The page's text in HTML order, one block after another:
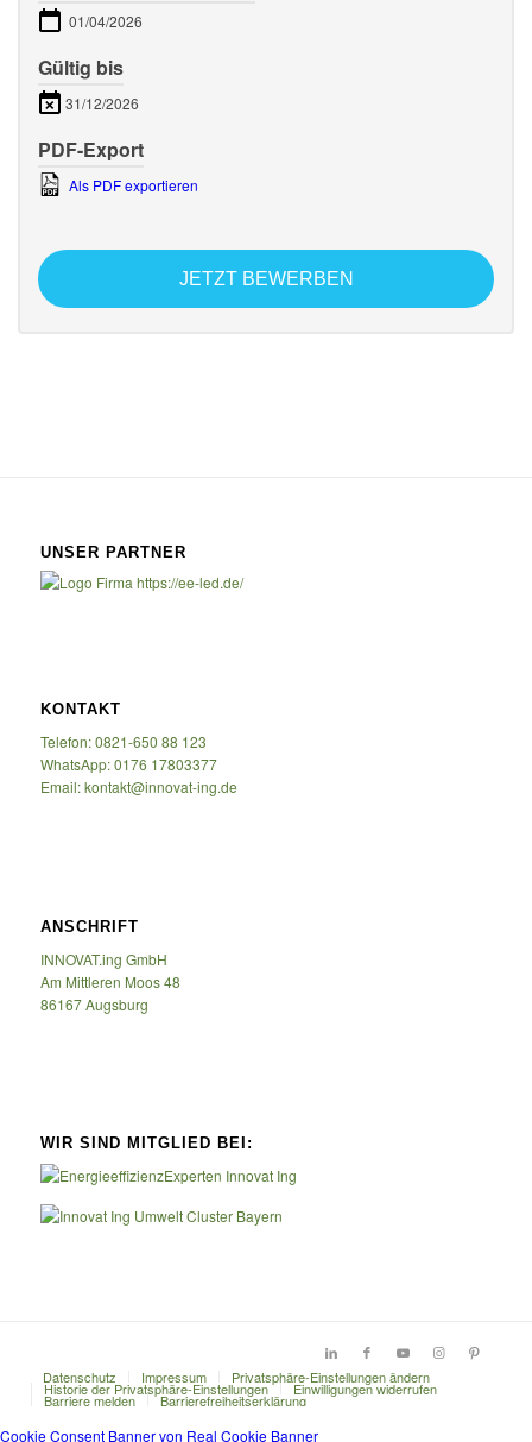
01/04/2026
Gültig bis
31/12/2026
PDF-Export
Als PDF exportieren
JETZT BEWERBEN
UNSER PARTNER
KONTAKT
Telefon: 0821-650 88 123
WhatsApp: 0176 17803377
Email: kontakt@innovat-ing.de
ANSCHRIFT
INNOVAT.ing GmbH
Am Mittleren Moos 48
86167 Augsburg
WIR SIND MITGLIED BEI:
Datenschutz Impressum Privatsphäre-Einstellungen ändern
Historie der Privatsphäre-Einstellungen Einwilligungen widerrufen
Barriere melden Barrierefreiheitserklärung
Cookie Consent Banner von Real Cookie Banner